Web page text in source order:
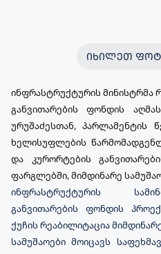
ᲘᲮᲘᲚᲔᲗ
ინფრასტრუქტურის მინისტრმა
განვითარების ფონდის
ურუშაძესთან, პარლამენტის
ხელისუფლების
და კურორტების
ფარგლებში, მიმდინარე
ინფრასტრუქტურის
განვითარების ფონდის
ქუჩის რეაბილიტაცია
სამუშაოები მოიცავს